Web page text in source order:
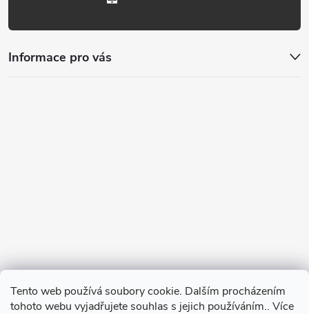
Tento web používá soubory cookie. Dalším procházením
tohoto webu vyjadřujete souhlas s jejich používáním.. Více
Informace pro vás